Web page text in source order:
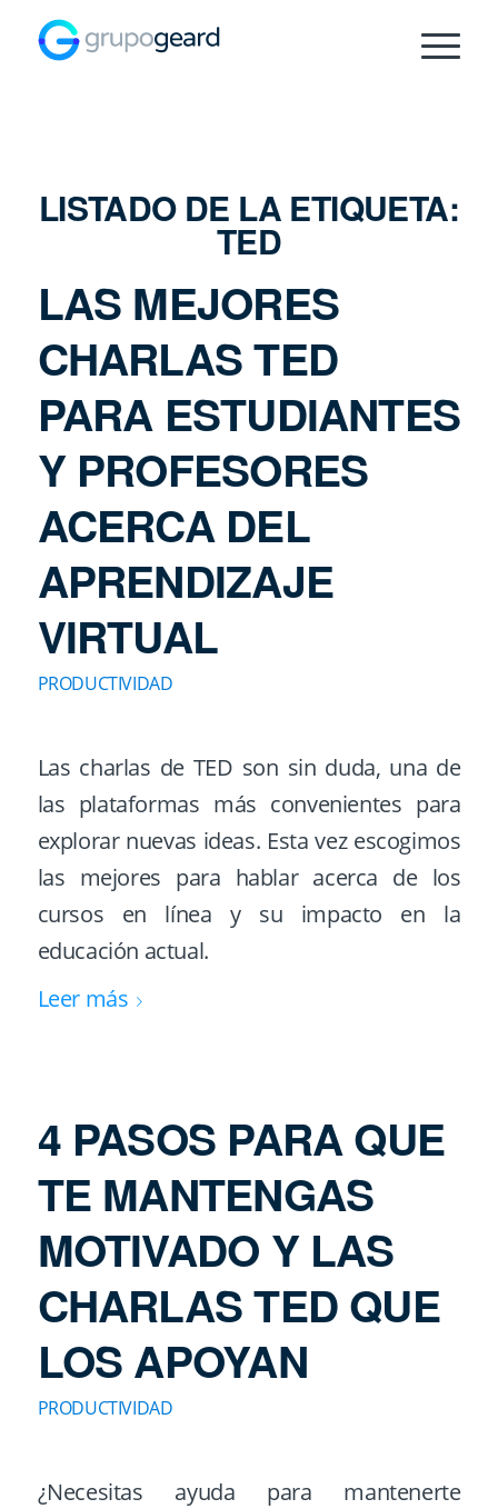
LISTADO DE LA ETIQUETA:
TED
LAS MEJORES
CHARLAS TED
PARA ESTUDIANTES
Y PROFESORES
ACERCA DEL
APRENDIZAJE
VIRTUAL
PRODUCTIVIDAD
Las charlas de TED son sin duda, una de
las plataformas más convenientes para
explorar nuevas ideas. Esta vez escogimos
las mejores para hablar acerca de los
cursos en línea y su impacto en la
educación actual.
Leer más
4 PASOS PARA QUE
TE MANTENGAS
MOTIVADO Y LAS
CHARLAS TED QUE
LOS APOYAN
PRODUCTIVIDAD
¿Necesitas ayuda para mantenerte